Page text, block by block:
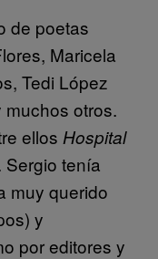
de poetas
Maricela
Tedi López
muchos otros.
ellos Hospital
Sergio tenía
muy querido
y
por editores y